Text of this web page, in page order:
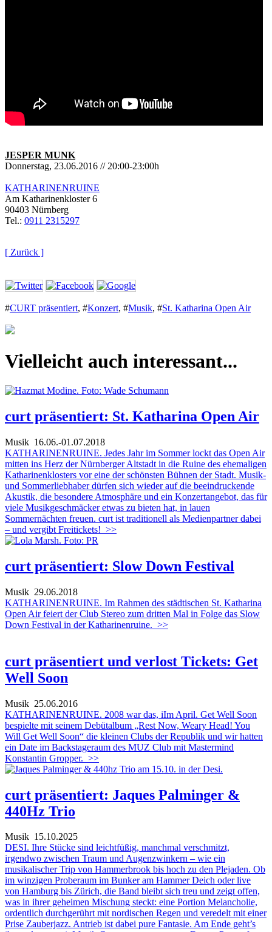
JESPER MUNK
Donnerstag, 23.06.2016 // 20:00-23:00h
KATHARINENRUINE
Am Katharinenkloster 6
90403 Nürnberg
Tel.: 0911 2315297
[ Zurück ]
#CURT präsentiert, #Konzert, #Musik, #St. Katharina Open Air
Vielleicht auch interessant...
curt präsentiert: St. Katharina Open Air
Musik 16.06.-01.07.2018
KATHARINENRUINE. Jedes Jahr im Sommer lockt das Open Air
mitten ins Herz der Nürnberger Altstadt in die Ruine des ehemaligen
Katharinenklosters vor eine der schönsten Bühnen der Stadt. Musik-
und Sommerliebhaber dürfen sich wieder auf die beeindruckende
Akustik, die besondere Atmosphäre und ein Konzertangebot, das für
viele Musikgeschmäcker etwas zu bieten hat, in lauen
Sommernächten freuen. curt ist traditionell als Medienpartner dabei
– und vergibt Freitickets! >>
curt präsentiert: Slow Down Festival
Musik 29.06.2018
KATHARINENRUINE. Im Rahmen des städtischen St. Katharina
Open Air feiert der Club Stereo zum dritten Mal in Folge das Slow
Down Festival in der Katharinenruine. >>
curt präsentiert und verlost Tickets: Get
Well Soon
Musik 25.06.2016
KATHARINENRUINE. 2008 war das, iIm April. Get Well Soon
bespielte mit seinem Debütalbum „Rest Now, Weary Head! You
Will Get Well Soon“ die kleinen Clubs der Republik und wir hatten
ein Date im Backstageraum des MUZ Club mit Mastermind
Konstantin Gropper. >>
curt präsentiert: Jaques Palminger &
440Hz Trio
Musik 15.10.2025
DESI. Ihre Stücke sind leichtfüßig, manchmal verschmitzt,
irgendwo zwischen Traum und Augenzwinkern – wie ein
musikalischer Trip von Hammerbrook bis hoch zu den Plejaden. Ob
im winzigen Proberaum im Bunker am Hammer Deich oder live
von Hamburg bis Zürich, die Band bleibt sich treu und zeigt offen,
was in ihrer geheimen Mischung steckt: eine Portion Melancholie,
ordentlich durchgerührt mit nordischen Regen und veredelt mit einer
Prise Zauberjazz. Antrieb ist dabei pure Fantasie. Am Ende geht’s